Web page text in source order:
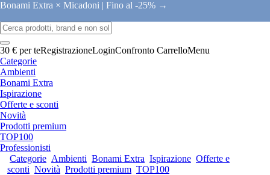
Bonami Extra × Micadoni | Fino al -25% →
30 € per teRegistrazioneLoginConfronto CarrelloMenu
Categorie
Ambienti
Bonami Extra
Ispirazione
Offerte e sconti
Novità
Prodotti premium
TOP100
Professionisti
Categorie Ambienti Bonami Extra Ispirazione Offerte e
sconti Novità Prodotti premium TOP100